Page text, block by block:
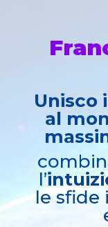
Unisco
al
l’
le sfide